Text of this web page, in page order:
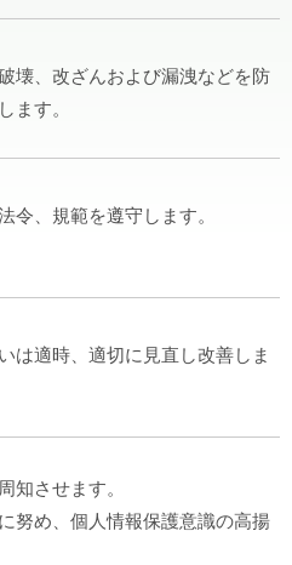
壊、改ざんおよび漏洩などを防
ます。
令、規範を遵守します。
は適時、適切に見直し改善しま
知させます。
努め、個人情報保護意識の高揚